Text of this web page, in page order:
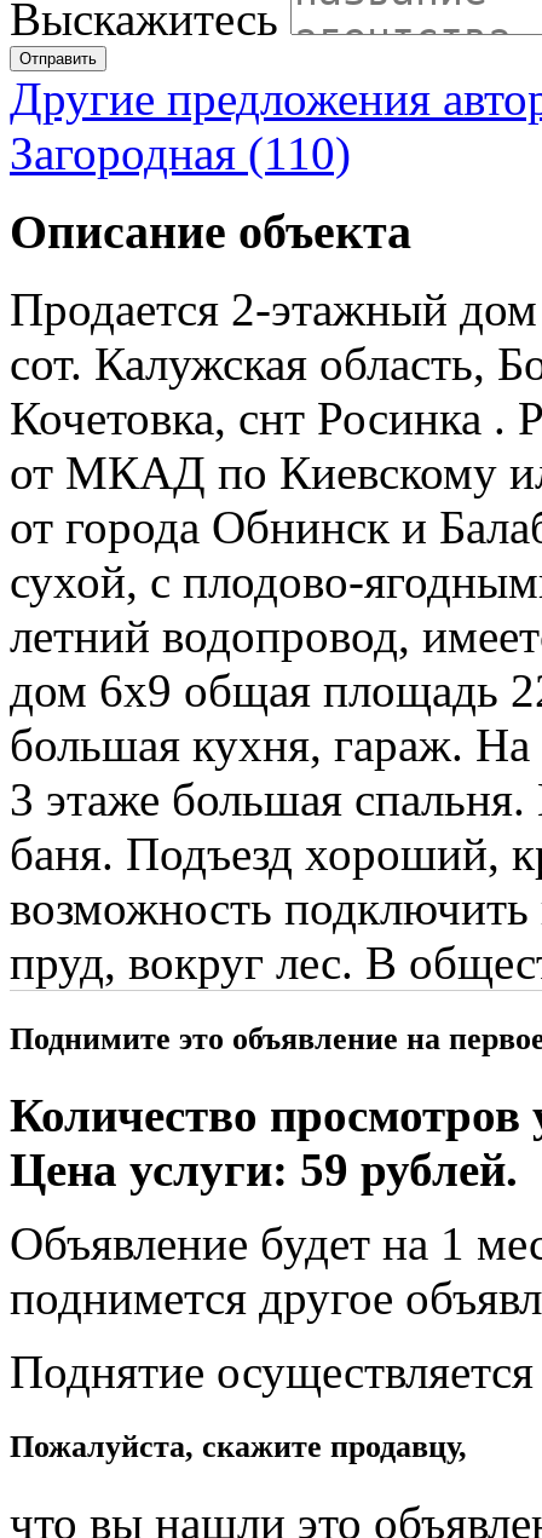
Выскажитесь
Отправить
Другие предложения
Загородная (110)
Описание объекта
Продается 2-этажный
сот. Калужская область,
Кочетовка, снт Росинка
от МКАД по Киевскому
от города Обнинск и
сухой, с плодово-
летний водопровод,
дом 6х9 общая площадь
большая кухня, гараж. На
3 этаже большая спальня.
баня. Подъезд хороший,
возможность
пруд, вокруг лес. В
Поднимите это объявление на
Количество просмотров
Цена услуги: 59 рублей.
Объявление будет на 1
поднимется другое
Поднятие
Пожалуйста, скажите продавцу,
что вы нашли это